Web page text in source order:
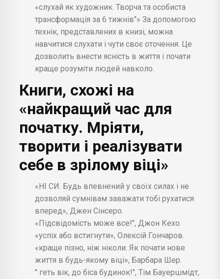
«слухай як художник. Творча та особиста
трансформація за 6 тижнів"» За допомогою
технік, представлених в книзі, можна
навчитися слухати і чути своє оточення. Це
дозволить внести ясність в життя і почати
краще розуміти людей навколо.
Книги, схожі на
«найкращий час для
початку. Мріяти,
творити і реалізувати
себе в зрілому віці»
«НІ СИ. Будь впевнений у своїх силах і не
дозволяй сумнівам заважати тобі рухатися
вперед», Джен Сінсеро.
«Підсвідомість може все!", Джон Кехо.
«успіх або встигнути», Олексій Гончаров.
«краще пізно, ніж ніколи. Як почати нове
життя в будь-якому віці», Барбара Шер.
" геть вік, до біса будинок!", Тім Бауершмідт,